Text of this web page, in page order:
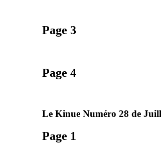
Page 3
Page 4
Le Kinue Numéro 28 de
Page 1